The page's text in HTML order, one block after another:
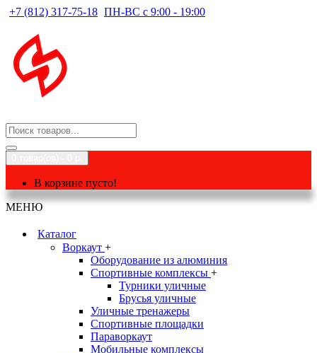
+7 (812) 317-75-18 ПН-ВС с 9:00 - 19:00
В корзине пусто!
МЕНЮ
Каталог
Воркаут +
Оборудование из алюминия
Спортивные комплексы +
Турники уличные
Брусья уличные
Уличные тренажеры
Спортивные площадки
Параворкаут
Мобильные комплексы